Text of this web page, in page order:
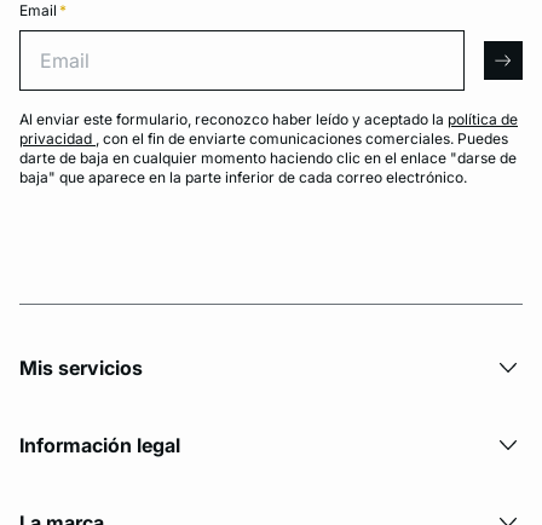
Email *
Al enviar este formulario, reconozco haber leído y aceptado la política de
privacidad , con el fin de enviarte comunicaciones comerciales. Puedes
darte de baja en cualquier momento haciendo clic en el enlace "darse de
baja" que aparece en la parte inferior de cada correo electrónico.
Mis servicios
Información legal